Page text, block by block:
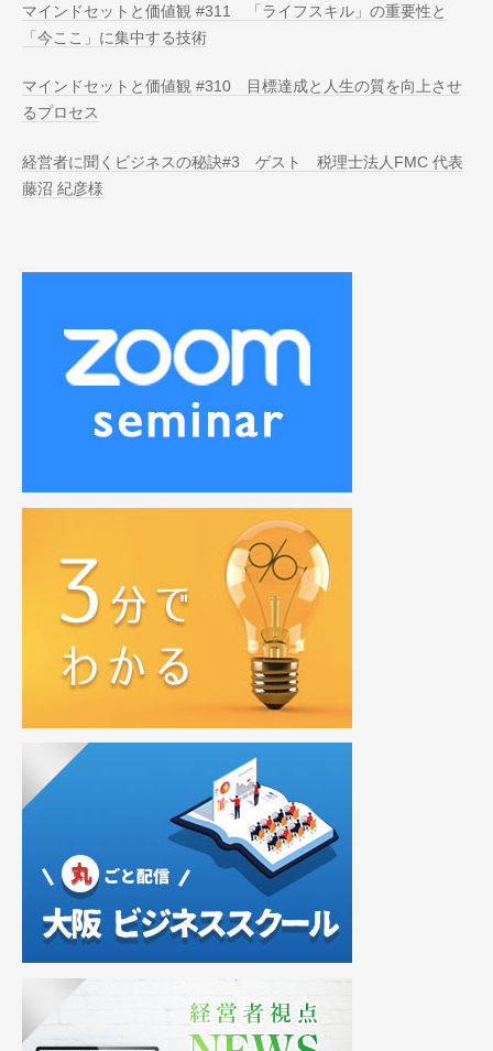
マインドセットと価値観 #311 「ライフスキル」の重要性と
「今ここ」に集中する技術
マインドセットと価値観 #310 目標達成と人生の質を向上させ
るプロセス
経営者に聞くビジネスの秘訣#3 ゲスト 税理士法人FMC 代表
藤沼 紀彦様